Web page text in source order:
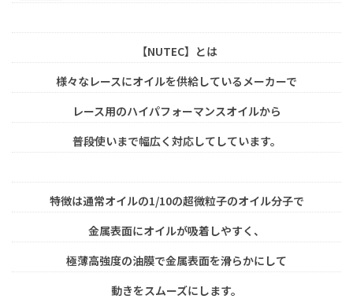
【NUTEC】とは
様々なレースにオイルを供給しているメーカーで
レース用のハイパフォーマンスオイルから
普段使いまで幅広く対応してしています。
特徴は通常オイルの1/10の超微粒子のオイル分子で
金属表面にオイルが吸着しやすく、
極薄高強度の油膜で金属表面を滑らかにして
動きをスムーズにします。